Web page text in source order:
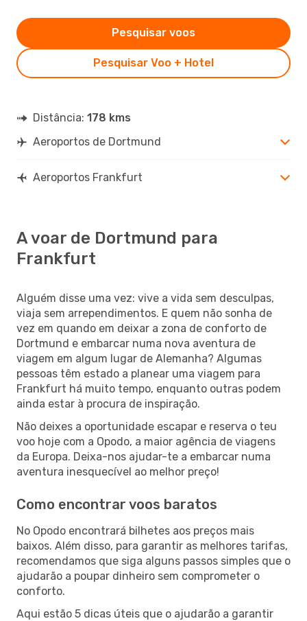
Pesquisar Voo + Hotel
Pesquisar voos
Distância: 178 kms
Aeroportos de Dortmund
Aeroportos Frankfurt
A voar de Dortmund para
Frankfurt
Alguém disse uma vez: vive a vida sem desculpas,
viaja sem arrependimentos. E quem não sonha de
vez em quando em deixar a zona de conforto de
Dortmund e embarcar numa nova aventura de
viagem em algum lugar de Alemanha? Algumas
pessoas têm estado a planear uma viagem para
Frankfurt há muito tempo, enquanto outras podem
ainda estar à procura de inspiração.
Não deixes a oportunidade escapar e reserva o teu
voo hoje com a Opodo, a maior agência de viagens
da Europa. Deixa-nos ajudar-te a embarcar numa
aventura inesquecível ao melhor preço!
Como encontrar voos baratos
No Opodo encontrará bilhetes aos preços mais
baixos. Além disso, para garantir as melhores tarifas,
recomendamos que siga alguns passos simples que o
ajudarão a poupar dinheiro sem comprometer o
conforto.
Aqui estão 5 dicas úteis que o ajudarão a garantir